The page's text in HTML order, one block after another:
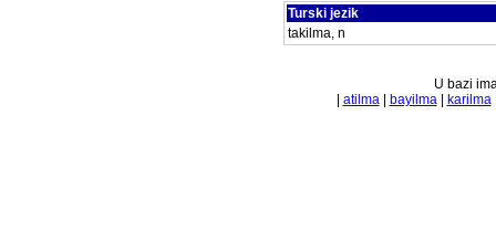
Turski jezik
takilma, n
U bazi
atilma| bayilma| karilma